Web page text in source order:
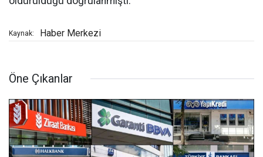
Kaynak: Haber Merkezi
Öne Çıkanlar